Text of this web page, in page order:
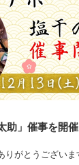
」催事を開催
がとうございま